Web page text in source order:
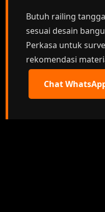
Butuh railing
sesuai desain
Perkasa untuk
rekomendasi
Chat